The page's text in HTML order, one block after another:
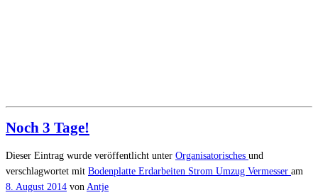
Noch 3 Tage!
Dieser Eintrag wurde veröffentlicht unter Organisatorisches und
verschlagwortet mit Bodenplatte Erdarbeiten Strom Umzug Vermesser am
8. August 2014 von Antje